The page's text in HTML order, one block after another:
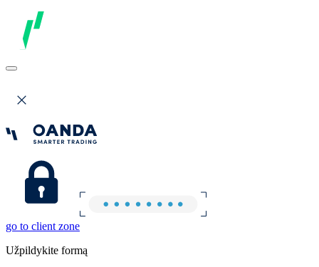
go to client zone
Užpildykite formą